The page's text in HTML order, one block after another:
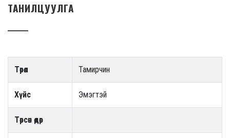
ТАНИЛЦУУЛГА
Төрөл Тамирчин
Хүйс Эмэгтэй
Төрсөн өдөр